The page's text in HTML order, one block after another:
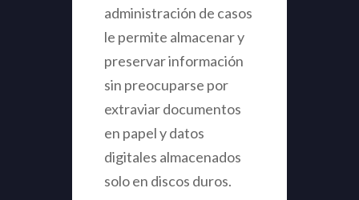
administración de casos
le permite almacenar y
preservar información
sin preocuparse por
extraviar documentos
en papel y datos
digitales almacenados
solo en discos duros.